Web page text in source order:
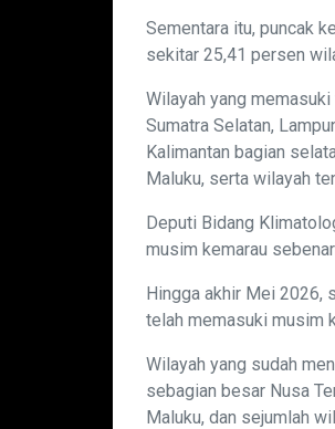
Sementara itu, puncak
sekitar 25,41 persen
Wilayah yang
Sumatra Selatan,
Kalimantan bagian
Maluku, serta wilayah
Deputi Bidang
musim kemarau
Hingga akhir Mei 2026,
telah memasuki musim
Wilayah yang sudah
sebagian besar Nusa
Maluku, dan sejumlah